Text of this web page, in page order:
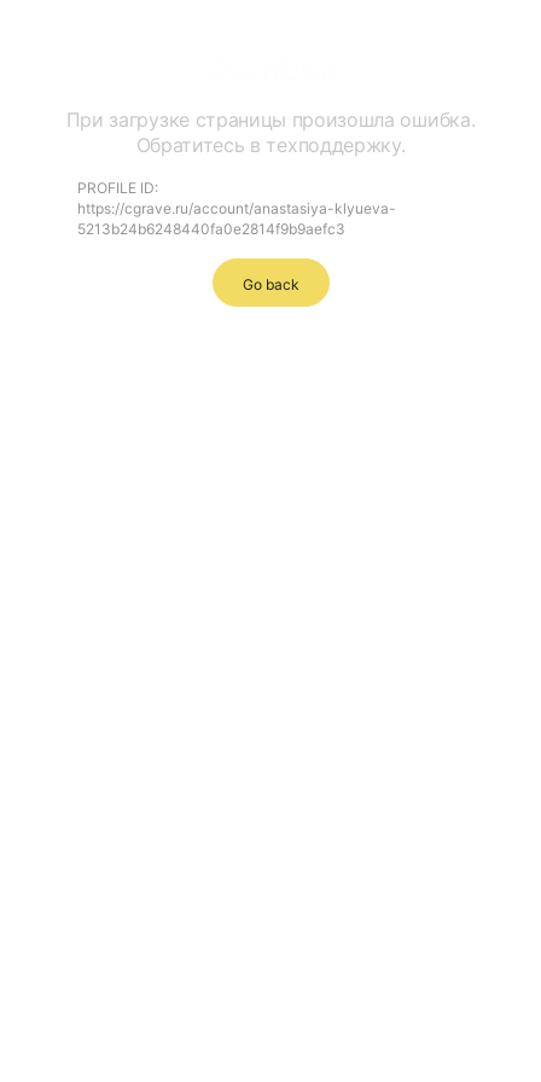
При загрузке страницы произошла ошибка.
Обратитесь в техподдержку.
PROFILE ID:
https://cgrave.ru/account/anastasiya-klyueva-
5213b24b6248440fa0e2814f9b9aefc3
Go back